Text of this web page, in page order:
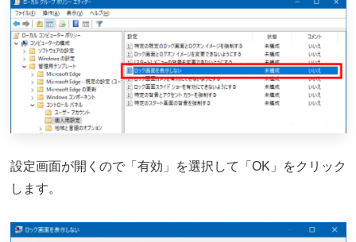
設定画面が開くので「有効」を選択して「OK」をクリック
します。